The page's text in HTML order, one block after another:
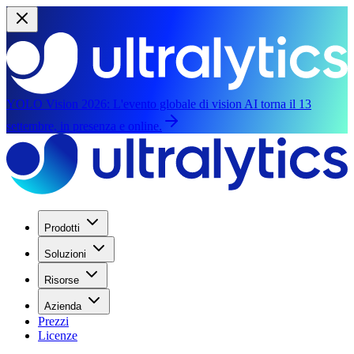
YOLO Vision 2026: L'evento globale di vision AI torna il 13
settembre, in presenza e online.
Prodotti
Soluzioni
Risorse
Azienda
Prezzi
Licenze